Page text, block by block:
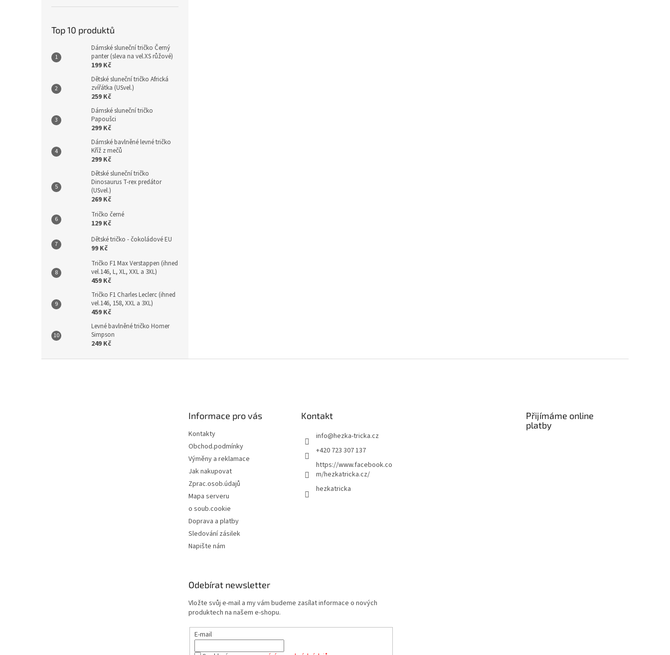
Top 10 produktů
Dámské sluneční tričko Černý
panter (sleva na vel.XS růžové)
199 Kč
Dětské sluneční tričko Africká
zvířátka (USvel.)
259 Kč
Dámské sluneční tričko
Papoušci
299 Kč
Dámské bavlněné levné tričko
Kříž z mečů
299 Kč
Dětské sluneční tričko
Dinosaurus T-rex predátor
(USvel.)
269 Kč
Tričko černé
129 Kč
Dětské tričko - čokoládové EU
99 Kč
Tričko F1 Max Verstappen (ihned
vel.146, L, XL, XXL a 3XL)
459 Kč
Tričko F1 Charles Leclerc (ihned
vel.146, 158, XXL a 3XL)
459 Kč
Levné bavlněné tričko Homer
Simpson
249 Kč
Informace pro vás
Kontakty
Obchod.podmínky
Výměny a reklamace
Jak nakupovat
Zprac.osob.údajů
Mapa serveru
o soub.cookie
Doprava a platby
Sledování zásilek
Napište nám
Kontakt
info@hezka-tricka.cz
+420 723 307 137
https://www.facebook.co
m/hezkatricka.cz/
hezkatricka
Přijímáme online
platby
Odebírat newsletter
Vložte svůj e-mail a my vám budeme zasílat informace o nových
produktech na našem e-shopu.
E-mail